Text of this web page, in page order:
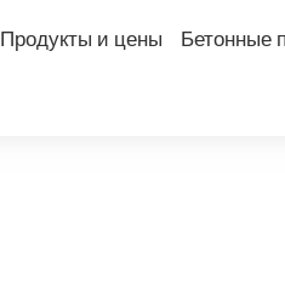
Продукты и цены Бетонные